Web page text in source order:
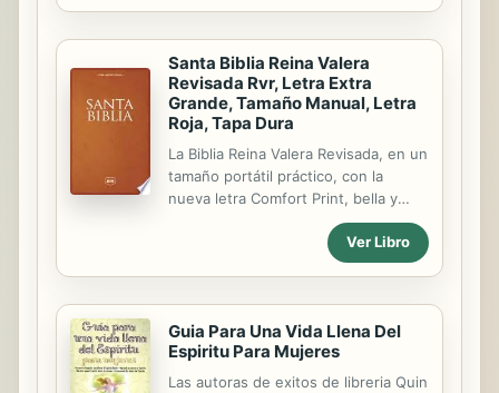
texto que se repite sin cesar, que se
en cuanto al contenido: es tan
sumamente denso y profundo que
hace falta mucho tiempo para
ahondar en él, y eso es lo que vamos
a intentar hacer. Es el propósito y la
intención de estas reflexiones. Estas
palabras, que resumen la oración y la
espiritualidad de Teresita, vamos a
Santa Biblia Reina Valera
Revisada Rvr, Letra Extra
Grande, Tamaño Manual, Letra
Roja, Tapa Dura
La Biblia Reina Valera Revisada, en un
tamaño portátil práctico, con la
nueva letra Comfort Print, bella y
fácil de leer, en tamaño grande
Ver Libro
Guia Para Una Vida Llena Del
Espiritu Para Mujeres
Las autoras de exitos de libreria Quin